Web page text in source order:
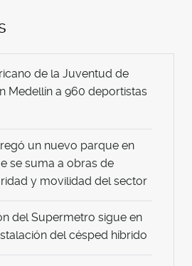
de la Juventud de
Medellín a 960 deportistas
un nuevo parque en
se suma a obras de
y movilidad del sector
del Supermetro sigue en
del césped híbrido